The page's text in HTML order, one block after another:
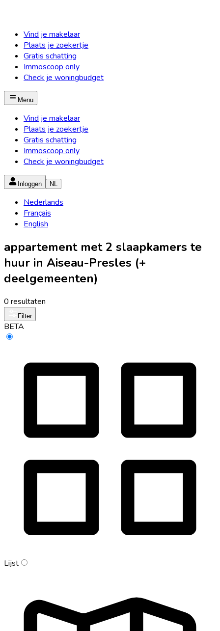
Vind je makelaar
Plaats je zoekertje
Gratis schatting
Immoscoop only
Check je woningbudget
Menu
Vind je makelaar
Plaats je zoekertje
Gratis schatting
Immoscoop only
Check je woningbudget
Inloggen NL
Nederlands
Français
English
appartement met 2 slaapkamers te
huur in Aiseau-Presles (+
deelgemeenten)
0 resultaten
Filter
BETA
Lijst